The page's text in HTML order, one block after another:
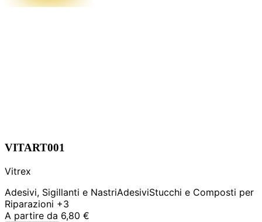
VITART001
Vitrex
Adesivi, Sigillanti e NastriAdesiviStucchi e Composti per
Riparazioni +3
A partire da 6,80 €